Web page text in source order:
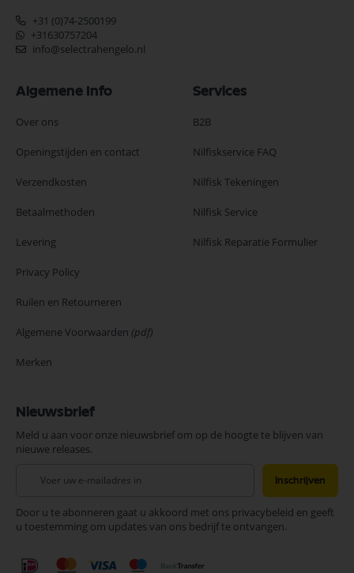
+31 (0)74-2500199
+31630757204
info@selectrahengelo.nl
Algemene Info
Over ons
Openingstijden en contact
Verzendkosten
Betaalmethoden
Levering
Privacy Policy
Ruilen en Retourneren
Algemene Voorwaarden (pdf)
Merken
Services
B2B
Nilfiskservice FAQ
Nilfisk Tekeningen
Nilfisk Service
Nilfisk Reparatie Formulier
Nieuwsbrief
Meld u aan voor onze nieuwsbrief om op de hoogte te blijven van
nieuwe releases.
onze
nieuwsbrief
Inschrijven
Door u te abonneren gaat u akkoord met ons privacybeleid en geeft
u toestemming om updates van ons bedrijf te ontvangen.